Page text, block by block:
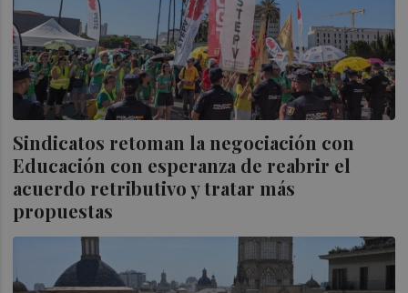
Sindicatos retoman la negociación con
Educación con esperanza de reabrir el
acuerdo retributivo y tratar más
propuestas